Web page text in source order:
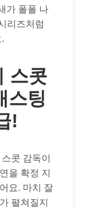
가 폴폴 나
리즈처럼
스콧
스팅
!
콧 감독이
을 확정 지
요. 마치 잘
펼쳐질지